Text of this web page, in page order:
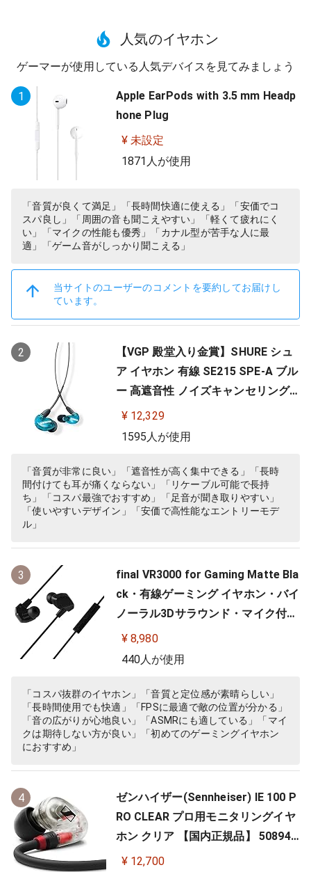
人気のイヤホン
ゲーマーが使用している人気デバイスを見てみましょう
1
Apple EarPods with 3.5 mm Headp
hone Plug
¥ 未設定
1871人が使用
「音質が良くて満足」「長時間快適に使える」「安価でコ
スパ良し」「周囲の音も聞こえやすい」「軽くて疲れにく
い」「マイクの性能も優秀」「カナル型が苦手な人に最
適」「ゲーム音がしっかり聞こえる」
当サイトのユーザーのコメントを要約してお届けし
ています。
2
【VGP 殿堂入り金賞】SHURE シュ
ア イヤホン 有線 SE215 SPE-A ブル
ー 高遮音性 ノイズキャンセリング
ゲーム ゲーミング スペシャルエデ
ィション カナル型 ワイヤレス変換
様 低音強化 配信 音楽 オーディオリ
スニング レコーディング 録音…
¥ 12,329
1595人が使用
「音質が非常に良い」「遮音性が高く集中できる」「長時
間付けても耳が痛くならない」「リケーブル可能で長持
ち」「コスパ最強でおすすめ」「足音が聞き取りやすい」
「使いやすいデザイン」「安価で高性能なエントリーモデ
ル」
3
final VR3000 for Gaming Matte Bla
ck・有線ゲーミング イヤホン・バイ
ノーラル3Dサラウンド・マイク付き
【ゲーム/VR/バイノーラル/ASMR /
360オーディオ推奨】
¥ 8,980
440人が使用
「コスパ抜群のイヤホン」「音質と定位感が素晴らしい」
「長時間使用でも快適」「FPSに最適で敵の位置が分かる」
「音の広がりが心地良い」「ASMRにも適している」「マイ
クは期待しない方が良い」「初めてのゲーミングイヤホン
におすすめ」
4
ゼンハイザー(Sennheiser) IE 100 P
RO CLEAR プロ用モニタリングイヤ
ホン クリア 【国内正規品】 508941
カナル型 有線イヤホン
¥ 12,700